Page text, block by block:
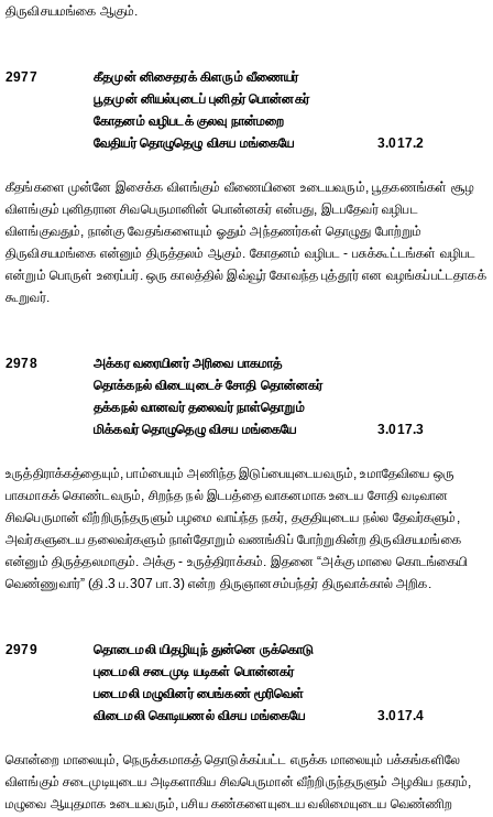
திருவிசயமங்கை ஆகும்.
2977
கீதமுன் னிசைதரக் கிளரும் வீணையர்
பூதமுன் னியல்புடைப் புனிதர் பொன்னகர்
கோதனம் வழிபடக் குலவு நான்மறை
வேதியர் தொழுதெழு விசய மங்கையே
3.017.2
கீதங்களை முன்னே இசைக்க விளங்கும் வீணையினை உடையவரும், பூதகணங்கள் சூழ
விளங்கும் புனிதரான சிவபெருமானின் பொன்னகர் என்பது, இடபதேவர் வழிபட
விளங்குவதும், நான்கு வேதங்களையும் ஓதும் அந்தணர்கள் தொழுது போற்றும்
திருவிசயமங்கை என்னும் திருத்தலம் ஆகும். கோதனம் வழிபட - பசுக்கூட்டங்கள் வழிபட
என்றும் பொருள் உரைப்பர். ஒரு காலத்தில் இவ்வூர் கோவந்த புத்தூர் என வழங்கப்பட்டதாகக்
கூறுவர்.
2978
அக்கர வரையினர் அரிவை பாகமாத்
தொக்கநல் விடையுடைச் சோதி தொன்னகர்
தக்கநல் வானவர் தலைவர் நாள்தொறும்
மிக்கவர் தொழுதெழு விசய மங்கையே
3.017.3
உருத்திராக்கத்தையும், பாம்பையும் அணிந்த இடுப்பையுடையவரும், உமாதேவியை ஒரு
பாகமாகக் கொண்டவரும், சிறந்த நல் இடபத்தை வாகனமாக உடைய சோதி வடிவான
சிவபெருமான் வீற்றிருந்தருளும் பழமை வாய்ந்த நகர், தகுதியுடைய நல்ல தேவர்களும்,
அவர்களுடைய தலைவர்களும் நாள்தோறும் வணங்கிப் போற்றுகின்ற திருவிசயமங்கை
என்னும் திருத்தலமாகும். அக்கு - உருத்திராக்கம். இதனை “அக்கு மாலை கொடங்கையி
வெண்ணுவார்” (தி.3 ப.307 பா.3) என்ற திருஞானசம்பந்தர் திருவாக்கால் அறிக.
2979
தொடைமலி யிதழியுந் துன்னெ ருக்கொடு
புடைமலி சடைமுடி யடிகள் பொன்னகர்
படைமலி மழுவினர் பைங்கண் மூரிவெள்
விடைமலி கொடியணல் விசய மங்கையே
3.017.4
கொன்றை மாலையும், நெருக்கமாகத் தொடுக்கப்பட்ட எருக்க மாலையும் பக்கங்களிலே
விளங்கும் சடைமுடியுடைய அடிகளாகிய சிவபெருமான் வீற்றிருந்தருளும் அழகிய நகரம்,
மழுவை ஆயுதமாக உடையவரும், பசிய கண்களையுடைய வலிமையுடைய வெண்ணிற